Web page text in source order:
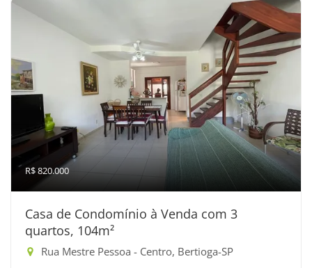
R$ 820.000
Casa de Condomínio à Venda com 3
quartos, 104m²
Rua Mestre Pessoa - Centro, Bertioga-SP